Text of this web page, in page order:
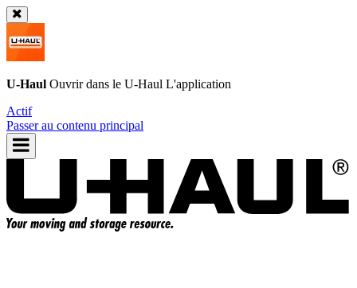
U-Haul Ouvrir dans le U-Haul L'application
Actif
Passer au contenu principal